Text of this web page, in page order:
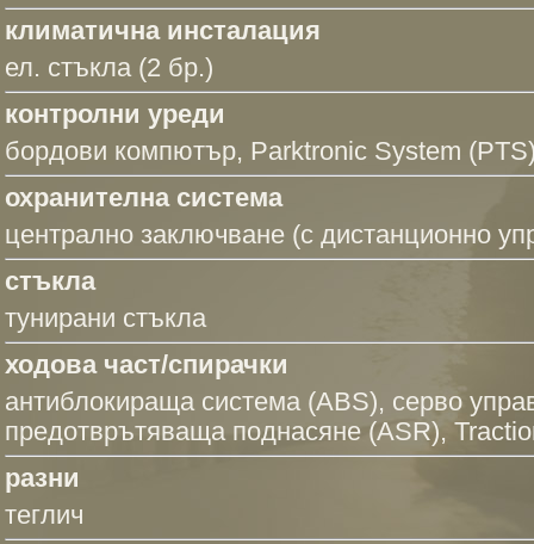
климатична инсталация
ел. стъкла (2 бр.)
контролни уреди
бордови компютър, Parktronic System
охранителна система
централно заключване (с дистанционно
стъкла
тунирани стъкла
ходова част/спирачки
антиблокираща система (ABS), серво
предотврътяваща поднасяне (ASR),
разни
теглич